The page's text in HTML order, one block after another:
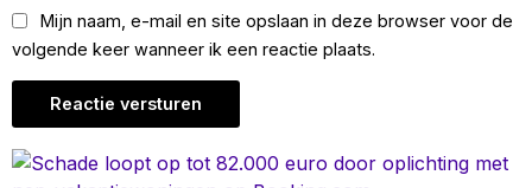
Mijn naam, e-mail en site opslaan in deze browser voor de
volgende keer wanneer ik een reactie plaats.